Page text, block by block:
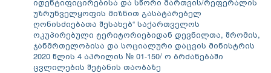
უზრუნველყოფის მიზნით გასატარებელ
ღონისძიებათა შესახებ“ საქართველოს
ოკუპირებული ტერიტორიებიდან დევნილთა, შრომის,
ჯანმრთელობისა და სოციალური დაცვის მინისტრის
2020 წლის 4 აპრილის № 01-150/ ო ბრძანებაში
ცვლილების შეტანის თაობაზე